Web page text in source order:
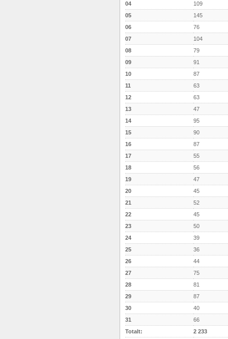
04
109
05
145
06
76
07
104
08
79
09
91
10
87
11
63
12
63
13
47
14
95
15
90
16
87
17
55
18
56
19
47
20
45
21
52
22
45
23
50
24
39
25
36
26
44
27
75
28
81
29
87
30
40
31
66
Totalt:
2 233